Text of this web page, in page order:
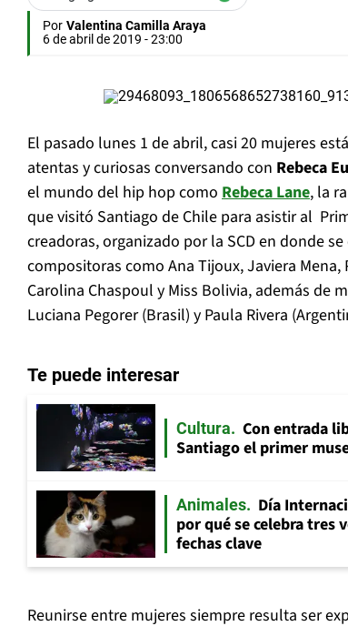
Por Valentina Camilla Araya
6 de abril de 2019 - 23:00
El pasado lunes 1 de abril, casi 20 mujeres
atentas y curiosas conversando con Rebeca
el mundo del hip hop como Rebeca Lane, la
que visitó Santiago de Chile para asistir al
creadoras, organizado por la SCD en donde
compositoras como Ana Tijoux, Javiera Mena,
Carolina Chaspoul y Miss Bolivia, además de
Luciana Pegorer (Brasil) y Paula Rivera
Te puede interesar
Cultura
Con entrada
Santiago el primer
Animales
Día
por qué se celebra tres
fechas clave
Reunirse entre mujeres siempre resulta ser